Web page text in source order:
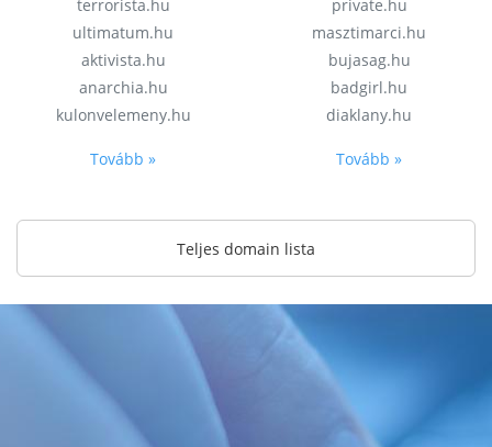
terrorista.hu
ultimatum.hu
aktivista.hu
anarchia.hu
kulonvelemeny.hu
Tovább »
private.hu
masztimarci.hu
bujasag.hu
badgirl.hu
diaklany.hu
Tovább »
Teljes domain lista